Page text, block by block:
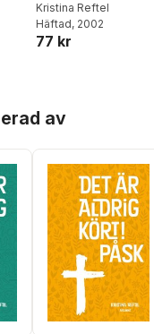
antal röster:
Kristina Reftel
Häftad, 2002
77 kr
av